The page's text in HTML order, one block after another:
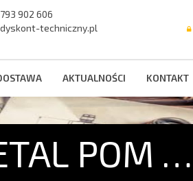
902 606
techniczny.pl
AKTUALNOŚCI KONTAKT
POM …